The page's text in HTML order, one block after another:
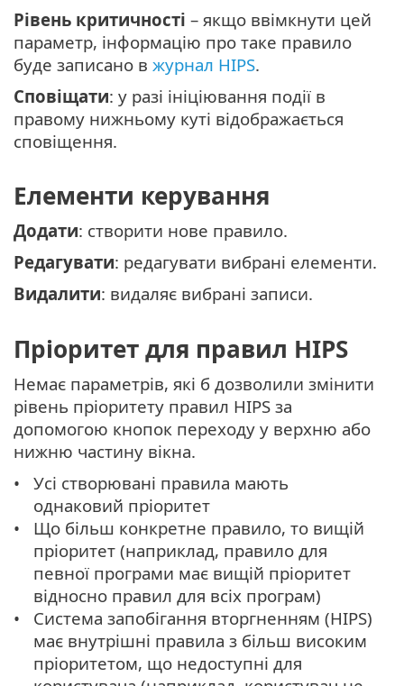
Рівень критичності – якщо ввімкнути цей
параметр, інформацію про таке правило
буде записано в журнал HIPS.
Сповіщати: у разі ініціювання події в
правому нижньому куті відображається
сповіщення.
Елементи керування
Додати: створити нове правило.
Редагувати: редагувати вибрані елементи.
Видалити: видаляє вибрані записи.
Пріоритет для правил HIPS
Немає параметрів, які б дозволили змінити
рівень пріоритету правил HIPS за
допомогою кнопок переходу у верхню або
нижню частину вікна.
Усі створювані правила мають
однаковий пріоритет
Що більш конкретне правило, то вищій
пріоритет (наприклад, правило для
певної програми має вищій пріоритет
відносно правил для всіх програм)
Система запобігання вторгненням (HIPS)
має внутрішні правила з більш високим
пріоритетом, що недоступні для